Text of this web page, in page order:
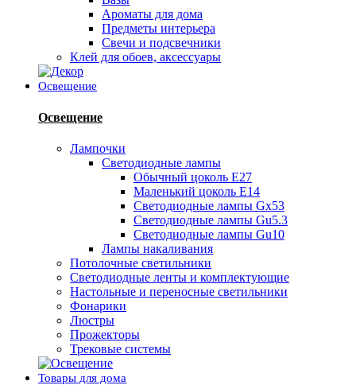
Ароматы для дома
Предметы интерьера
Свечи и подсвечники
Клей для обоев, аксессуары
Освещение
Освещение
Лампочки
Светодиодные лампы
Обычный цоколь Е27
Маленький цоколь Е14
Светодиодные лампы Gx53
Светодиодные лампы Gu5.3
Светодиодные лампы Gu10
Лампы накаливания
Потолочные светильники
Светодиодные ленты и комплектующие
Настольные и переносные светильники
Фонарики
Люстры
Прожекторы
Трековые системы
Товары для дома